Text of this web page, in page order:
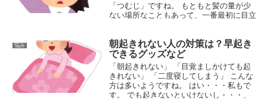
「つむじ」ですね。 もともと髪の量が少
ない場所なこともあって、一番最初に目立
2016.08.25
悩み
朝起きれない人の対策は？早起き
できるグッズなど
「朝起きれない」 「目覚ましかけても起
きれない」 「二度寝してしまう」 こんな
方は多いようですね。 はい・・・私もで
す。 でも起きないといけないし・・・、